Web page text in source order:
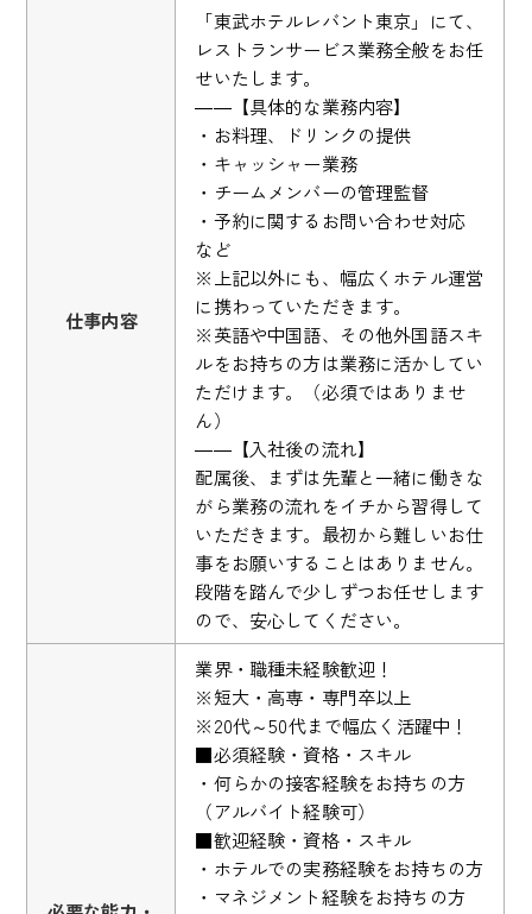
仕事内容
「東武ホテルレバント東京」にて、
レストランサービス業務全般をお任
せいたします。
――【具体的な業務内容】
・お料理、ドリンクの提供
・キャッシャー業務
・チームメンバーの管理監督
・予約に関するお問い合わせ対応
など
※上記以外にも、幅広くホテル運営
に携わっていただきます。
※英語や中国語、その他外国語スキ
ルをお持ちの方は業務に活かしてい
ただけます。（必須ではありませ
ん）
――【入社後の流れ】
配属後、まずは先輩と一緒に働きな
がら業務の流れをイチから習得して
いただきます。最初から難しいお仕
事をお願いすることはありません。
段階を踏んで少しずつお任せします
ので、安心してください。
業界・職種未経験歓迎！
※短大・高専・専門卒以上
※20代～50代まで幅広く活躍中！
■必須経験・資格・スキル
・何らかの接客経験をお持ちの方
（アルバイト経験可）
■歓迎経験・資格・スキル
・ホテルでの実務経験をお持ちの方
・マネジメント経験をお持ちの方